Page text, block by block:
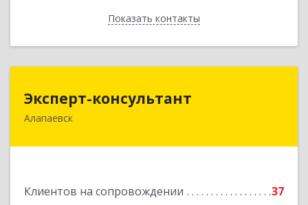
Показать контакты
Назад
Эксперт-консультант
Алапаевск
Клиентов на сопровождении
37
624600, Свердловская обл, Алапаевск г,